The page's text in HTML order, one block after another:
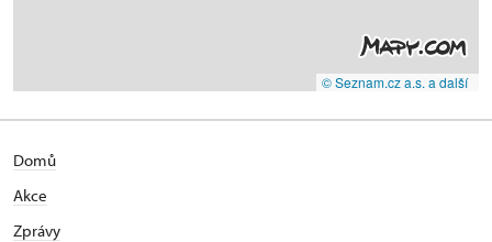
© Seznam.cz a.s. a další
Domů
Akce
Zprávy